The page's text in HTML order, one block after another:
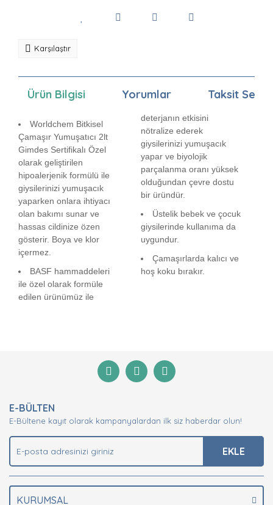
Karşılaştır
Ürün Bilgisi Yorumlar Taksit
Worldchem Bitkisel
Çamaşır Yumuşatıcı 2lt
Gimdes Sertifikalı Özel
olarak geliştirilen
hipoalerjenik formülü ile
giysilerinizi yumuşacık
yaparken onlara ihtiyacı
olan bakımı sunar ve
hassas cildinize özen
gösterir. Boya ve klor
içermez.
BASF hammaddeleri
ile özel olarak formüle
edilen ürünümüz ile
deterjanın etkisini
nötralize ederek
giysilerinizi yumuşacık
yapar ve biyolojik
parçalanma oranı yüksek
olduğundan çevre dostu
bir üründür.
Üstelik bebek ve çocuk
giysilerinde kullanıma da
uygundur.
Çamaşırlarda kalıcı ve
hoş koku bırakır.
Yorum Yaz
Görüş ve önerileriniz için teşekkür ederiz.
Ürün açıklamasında eksik bilgiler bulunuyor.
Ürün bilgilerinde hatalar bulunuyor.
E-BÜLTEN
E-Bültene kayıt olarak kampanyalardan ilk siz haberdar olun!
EKLE
KURUMSAL